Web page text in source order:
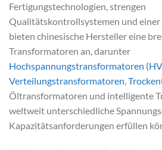
Fertigungstechnologien, strengen
Qualitätskontrollsystemen und
bieten chinesische Hersteller eine
Transformatoren an, darunter
Hochspannungstransformatoren
Verteilungstransformatoren,
Öltransformatoren und intelligente
weltweit unterschiedliche
Kapazitätsanforderungen erfüllen